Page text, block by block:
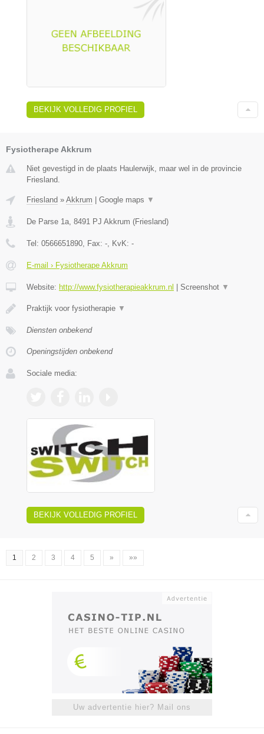
BEKIJK VOLLEDIG PROFIEL
Fysiotherape Akkrum
Niet gevestigd in de plaats Haulerwijk, maar wel in de provincie
Friesland.
Friesland » Akkrum Google maps ▼
De Parse 1a, 8491 PJ Akkrum (Friesland)
Tel: 0566651890, Fax: -, KvK: -
E-mail › Fysiotherape Akkrum
Website: http://www.fysiotherapieakkrum.nl Screenshot ▼
Praktijk voor fysiotherapie ▼
Diensten onbekend
Openingstijden onbekend
Sociale media:
BEKIJK VOLLEDIG PROFIEL
1 2 3 4 5 » »»
Uw advertentie hier? Mail ons